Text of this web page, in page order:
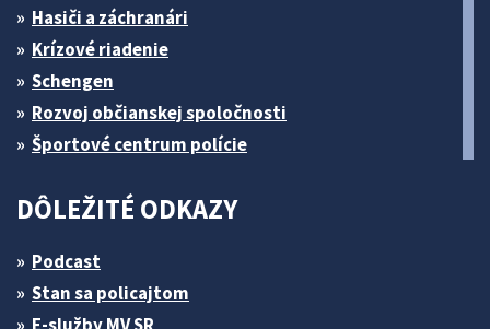
Hasiči a záchranári
Krízové riadenie
Schengen
Rozvoj občianskej spoločnosti
Športové centrum polície
DÔLEŽITÉ ODKAZY
Podcast
Stan sa policajtom